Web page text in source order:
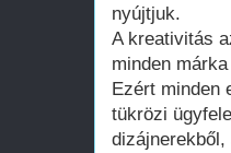
nyújtjuk.
A kreativitás
minden
Ezért minden
tükrözi